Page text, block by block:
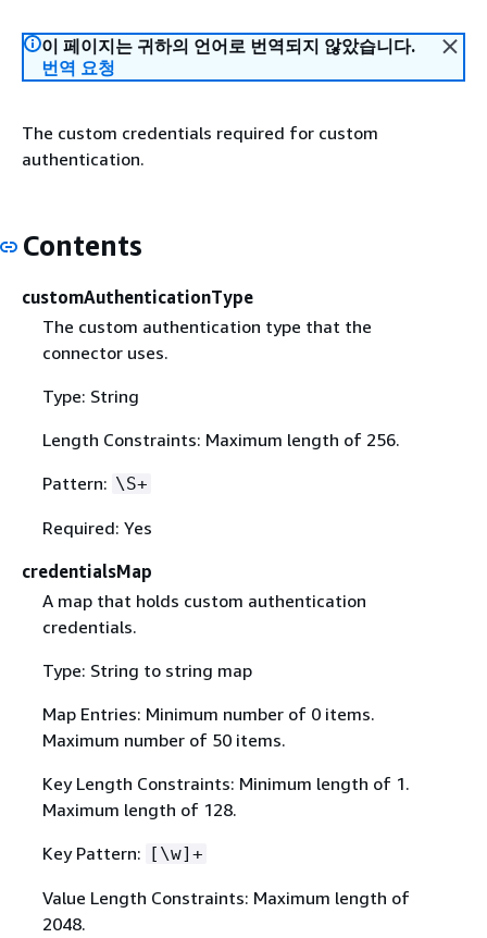
이 페이지는 귀하의 언어로 번역되지 않았습니다.
번역 요청
The custom credentials required for custom
authentication.
Contents
customAuthenticationType
The custom authentication type that the
connector uses.
Type: String
Length Constraints: Maximum length of 256.
Pattern: \S+
Required: Yes
credentialsMap
A map that holds custom authentication
credentials.
Type: String to string map
Map Entries: Minimum number of 0 items.
Maximum number of 50 items.
Key Length Constraints: Minimum length of 1.
Maximum length of 128.
Key Pattern: [\w]+
Value Length Constraints: Maximum length of
2048.